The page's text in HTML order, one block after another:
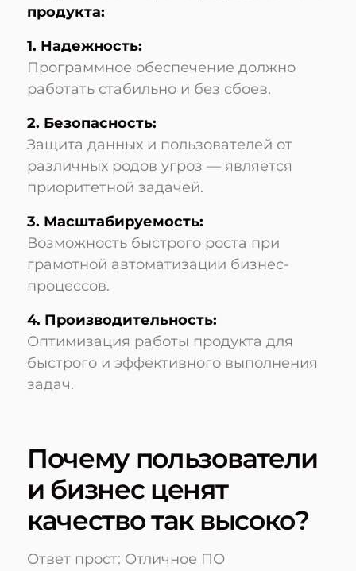
продукта:
1. Надежность:
Программное обеспечение должно
работать стабильно и без сбоев.
2. Безопасность:
Защита данных и пользователей от
различных родов угроз — является
приоритетной задачей.
3. Масштабируемость:
Возможность быстрого роста при
грамотной автоматизации бизнес-
процессов.
4. Производительность:
Оптимизация работы продукта для
быстрого и эффективного выполнения
задач.
Почему пользователи
и бизнес ценят
качество так высоко?
Ответ прост: Отличное ПО